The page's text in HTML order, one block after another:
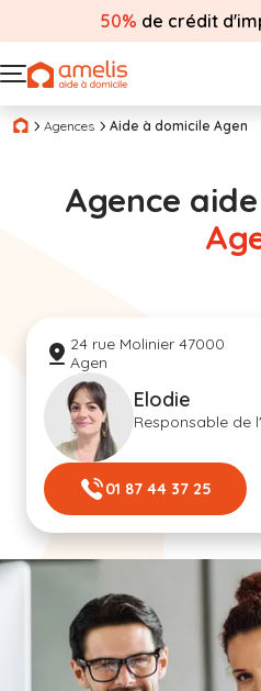
50% de crédit
Agences Aide à domicile Agen
Agence
24 rue Molinier 47000
Agen
Elodie
Responsable de
01 87 44 37 25